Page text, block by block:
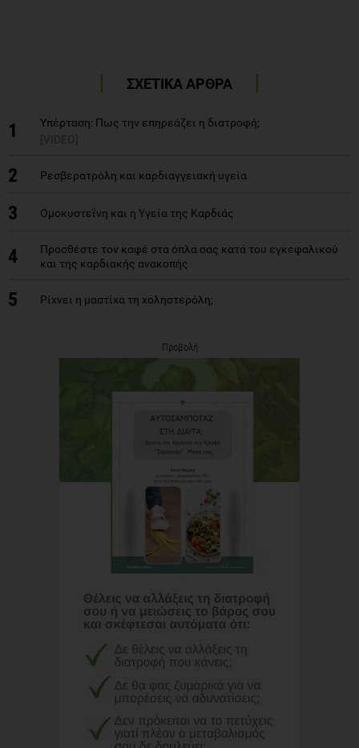
ΣΧΕΤΙΚΑ ΑΡΘΡΑ
1
Υπέρταση: Πως την επηρεάζει η διατροφή;
[VIDEO]
2 Ρεσβερατρόλη και καρδιαγγειακή υγεία
3 Ομοκυστεΐνη και η Υγεία της Καρδιάς
4
Προσθέστε τον καφέ στα όπλα σας κατά του εγκεφαλικού
και της καρδιακής ανακοπής
5 Ρίχνει η μαστίχα τη χοληστερόλη;
Προβολή